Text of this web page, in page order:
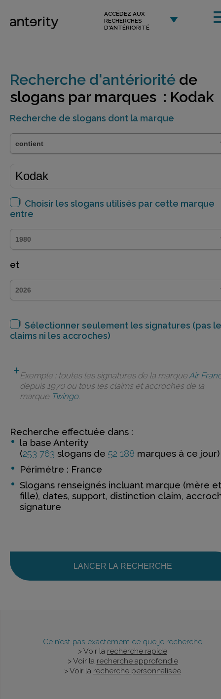
ACCÉDEZ AUX
RECHERCHES
D'ANTÉRIORITÉ
Recherche d'antériorité de
slogans par marques : Kodak
Recherche de slogans dont la marque
Choisir les slogans utilisés par cette marque
entre
et
Sélectionner seulement les signatures (pas
claims ni les accroches)
Exemple : toutes les signatures de la marqueAir
depuis 1970 ou tous les claims et accroches de la
marque Twingo.
Recherche effectuée dans :
la base Anterity
(253 763 slogans de 52 188 marques à ce jour)
Périmètre : France
Slogans renseignés incluant marque (mère et
fille), dates, support, distinction claim,
signature
LANCER LA RECHERCHE
Ce n’est pas exactement ce que je recherche
> Voir la recherche rapide
> Voir la recherche approfondie
> Voir la recherche personnalisée